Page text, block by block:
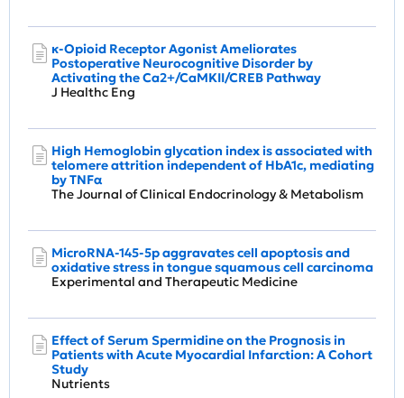
κ-Opioid Receptor Agonist Ameliorates
Postoperative Neurocognitive Disorder by
Activating the Ca2+/CaMKII/CREB Pathway
J Healthc Eng
High Hemoglobin glycation index is associated with
telomere attrition independent of HbA1c, mediating
by TNFα
The Journal of Clinical Endocrinology & Metabolism
MicroRNA-145-5p aggravates cell apoptosis and
oxidative stress in tongue squamous cell carcinoma
Experimental and Therapeutic Medicine
Effect of Serum Spermidine on the Prognosis in
Patients with Acute Myocardial Infarction: A Cohort
Study
Nutrients